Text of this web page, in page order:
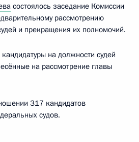
состоялось заседание Комиссии
рассмотрению
и прекращения их полномочий.
на должности судей
на рассмотрение главы
317 кандидатов
судов.